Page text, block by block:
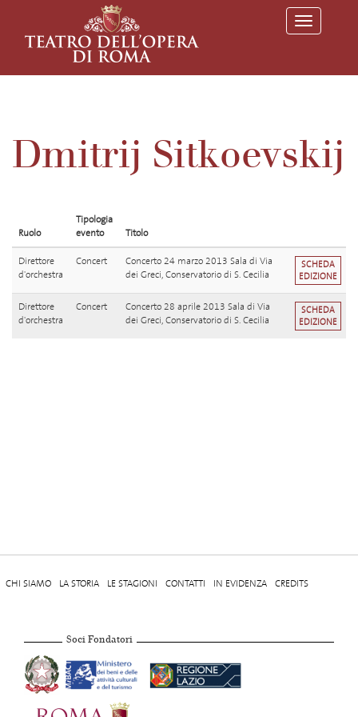
T
o
l
i
g
a
Dmitrij Sitkoevskij
Ruolo
Tipologia
evento
Titolo
Direttore
d'orchestra
Concert
Concerto 24 marzo 2013 Sala di Via
dei Greci, Conservatorio di S. Cecilia
SCHEDA
EDIZIONE
Direttore
d'orchestra
Concert
Concerto 28 aprile 2013 Sala di Via
dei Greci, Conservatorio di S. Cecilia
SCHEDA
EDIZIONE
CHI SIAMO LA STORIA LE STAGIONI CONTATTI IN EVIDENZA CREDITS
Soci Fondatori